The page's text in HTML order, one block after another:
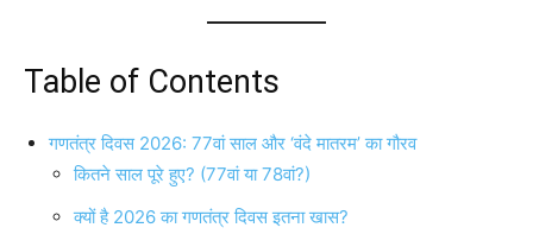
Table of Contents
गणतंत्र दिवस 2026: 77वां साल और ‘वंदे मातरम’ का गौरव
कितने साल पूरे हुए? (77वां या 78वां?)
क्यों है 2026 का गणतंत्र दिवस इतना खास?